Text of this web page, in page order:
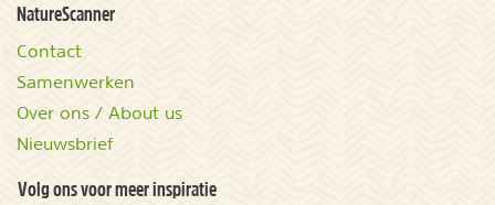
NatureScanner
Contact
Samenwerken
Over ons / About us
Nieuwsbrief
Volg ons voor meer inspiratie